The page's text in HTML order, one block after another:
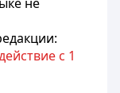
с 1